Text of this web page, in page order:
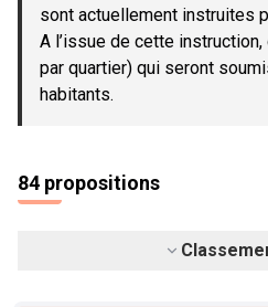
sont actuellement instruites
A l’issue de cette
par quartier) qui seront
habitants.
84 propositions